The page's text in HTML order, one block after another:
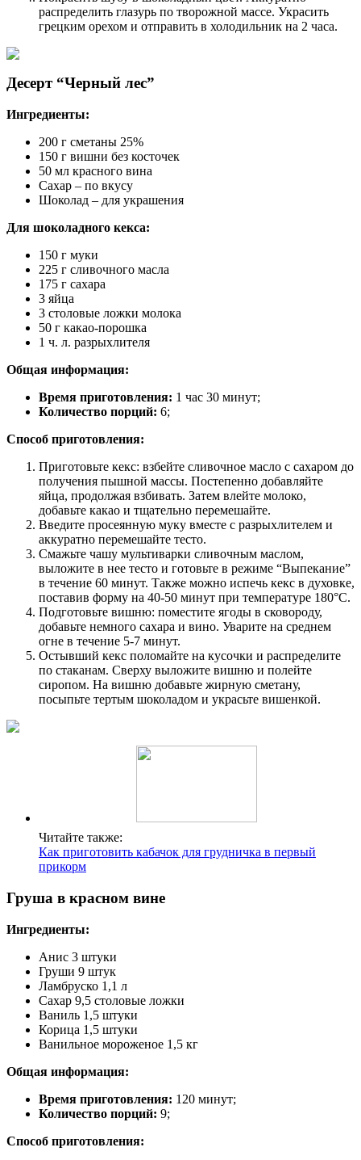
распределить глазурь по творожной массе. Украсить
грецким орехом и отправить в холодильник на 2 часа.
Десерт “Черный лес”
Ингредиенты:
200 г сметаны 25%
150 г вишни без косточек
50 мл красного вина
Сахар – по вкусу
Шоколад – для украшения
Для шоколадного кекса:
150 г муки
225 г сливочного масла
175 г сахара
3 яйца
3 столовые ложки молока
50 г какао-порошка
1 ч. л. разрыхлителя
Общая информация:
Время приготовления: 1 час 30 минут;
Количество порций: 6;
Способ приготовления:
Приготовьте кекс: взбейте сливочное масло с сахаром до
получения пышной массы. Постепенно добавляйте
яйца, продолжая взбивать. Затем влейте молоко,
добавьте какао и тщательно перемешайте.
Введите просеянную муку вместе с разрыхлителем и
аккуратно перемешайте тесто.
Смажьте чашу мультиварки сливочным маслом,
выложите в нее тесто и готовьте в режиме “Выпекание”
в течение 60 минут. Также можно испечь кекс в духовке,
поставив форму на 40-50 минут при температуре 180°C.
Подготовьте вишню: поместите ягоды в сковороду,
добавьте немного сахара и вино. Уварите на среднем
огне в течение 5-7 минут.
Остывший кекс поломайте на кусочки и распределите
по стаканам. Сверху выложите вишню и полейте
сиропом. На вишню добавьте жирную сметану,
посыпьте тертым шоколадом и украсьте вишенкой.
Читайте также:
Как приготовить кабачок для грудничка в первый
прикорм
Груша в красном вине
Ингредиенты:
Анис 3 штуки
Груши 9 штук
Ламбруско 1,1 л
Сахар 9,5 столовые ложки
Ваниль 1,5 штуки
Корица 1,5 штуки
Ванильное мороженое 1,5 кг
Общая информация:
Время приготовления: 120 минут;
Количество порций: 9;
Способ приготовления: